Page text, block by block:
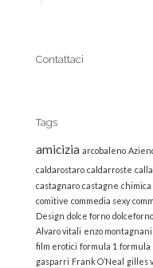
Contattaci
Tags
amicizia arcobaleno
caldarostaro caldarroste
castagnaro castagne chimica
comitive commedia sexy
Design dolce forno dolceforno
Alvaro vitali enzo montagnani
film erotici formula 1 formula
gasparri Frank O’Neal gilles